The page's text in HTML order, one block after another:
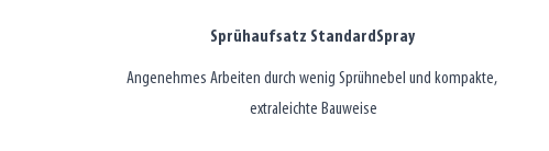
Sprühaufsatz StandardSpray
Angenehmes Arbeiten durch wenig Sprühnebel und kompakte,
extraleichte Bauweise